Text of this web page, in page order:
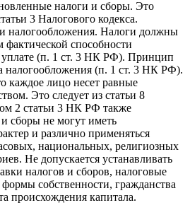
налоги и сборы. Это
3 Налогового кодекса.
налогообложения. Налоги должны
фактической способности
уплате (п. 1 ст. 3 НК РФ). Принцип
налогообложения (п. 1 ст. 3 НК РФ).
каждое лицо несет равные
Это следует из статьи 8
2 статьи 3 НК РФ также
сборы не могут иметь
и различно применяться
национальных, религиозных
Не допускается устанавливать
налогов и сборов, налоговые
собственности, гражданства
происхождения капитала.